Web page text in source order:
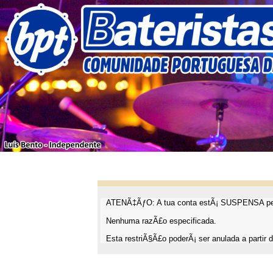
ATENÃ‡ÃƒO: A tua conta estÃ¡ SUSPENSA
Nenhuma razÃ£o especificada.
Esta restriÃ§Ã£o poderÃ¡ ser anulada a partir